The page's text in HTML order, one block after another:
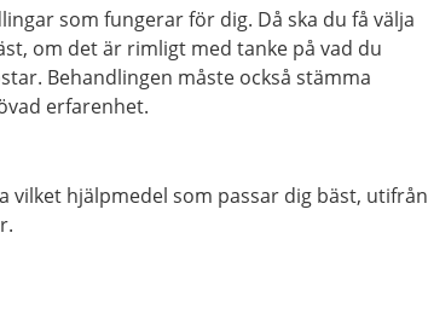
som fungerar för dig. Då ska du få välja
om det är rimligt med tanke på vad du
Behandlingen måste också stämma
erfarenhet.
vilket hjälpmedel som passar dig bäst, utifrån